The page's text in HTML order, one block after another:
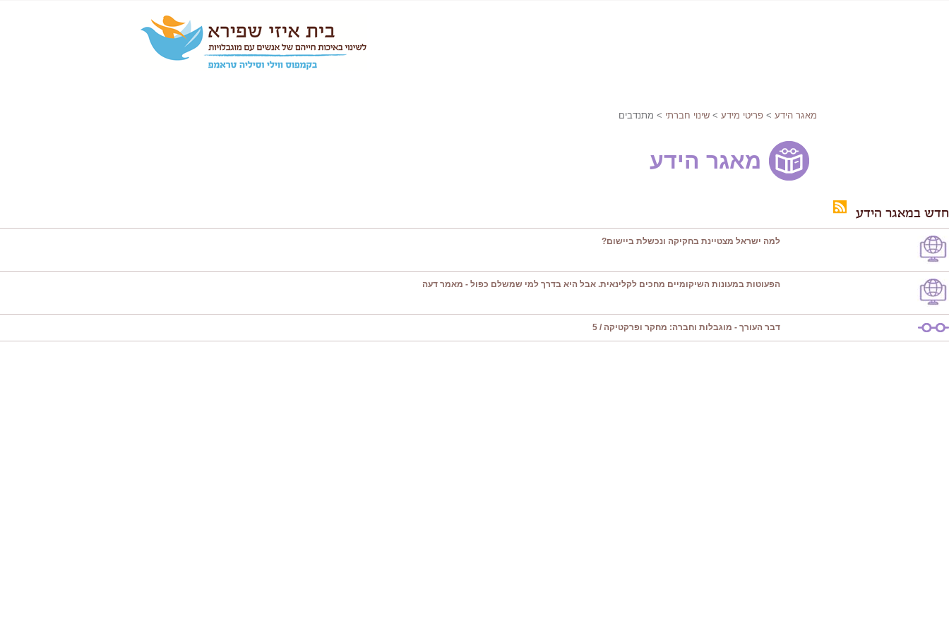
מאגר הידע > פריטי מידע > שינוי חברתי > מתנדבים
מאגר הידע
חדש במאגר הידע
למה ישראל מצטיינת בחקיקה ונכשלת ביישום?
הפעוטות במעונות השיקומיים מחכים לקלינאית. אבל היא בדרך למי שמשלם כפול - מאמר דעה
דבר העורך - מוגבלות וחברה: מחקר ופרקטיקה / 5